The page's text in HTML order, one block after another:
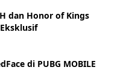
dan Honor of Kings
di PUBG MOBILE